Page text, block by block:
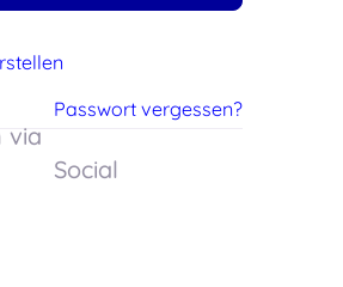
Passwort vergessen?
via
Social